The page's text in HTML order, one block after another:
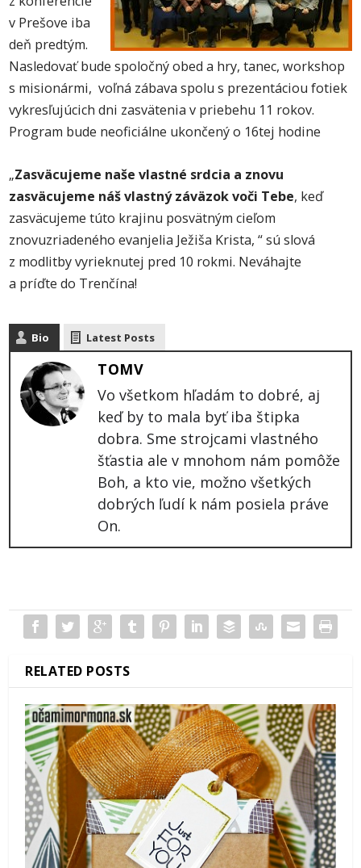
v Prešove iba
deň predtým.
Nasledovať bude spoločný obed a hry, tanec, workshop
s misionármi, voľná zábava spolu s prezentáciou fotiek
vykresľujúcich dni zasvätenia v priebehu 11 rokov.
Program bude neoficiálne ukončený o 16tej hodine
„Zasväcujeme naše vlastné srdcia a znovu
zasväcujeme náš vlastný záväzok voči Tebe, keď
zasväcujeme túto krajinu posvätným cieľom
znovuzriadeného evanjelia Ježiša Krista, “ sú slová
z modlitby vyrieknutej pred 10 rokmi. Neváhajte
a príďte do Trenčína!
Bio Latest Posts
TOMV
Vo všetkom hľadám to dobré, aj
keď by to mala byť iba štipka
dobra. Sme strojcami vlastného
šťastia ale v mnohom nám pomôže
Boh, a kto vie, možno všetkých
dobrých ľudí k nám posiela práve
On.
RELATED POSTS